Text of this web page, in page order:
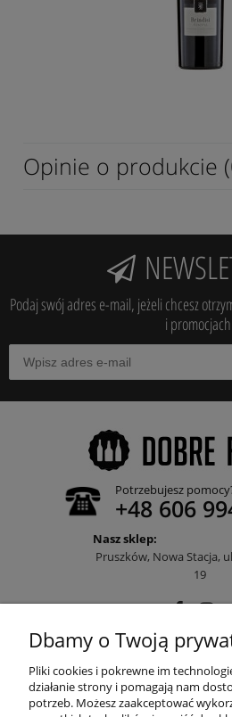
Opinie o produkcie
Podaj swój adres e-mail, jeżeli chcesz
i
Potrzebujesz
+48 606
Nasz sklep:
Pruszków, Nowa Stacja,
19
POMOC
Dbamy o Twoją
Pliki cookies i pokrewne im
działanie strony i pomagają nam
potrzeb. Możesz zaakceptować